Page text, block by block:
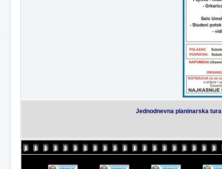
Jednodnevna planinarska